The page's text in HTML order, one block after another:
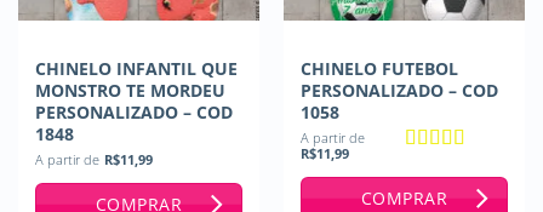
CHINELO INFANTIL QUE
MONSTRO TE MORDEU
PERSONALIZADO – COD
1848
A partir de R$11,99
COMPRAR
CHINELO FUTEBOL
PERSONALIZADO – COD
1058
A partir de
R$11,99
COMPRAR